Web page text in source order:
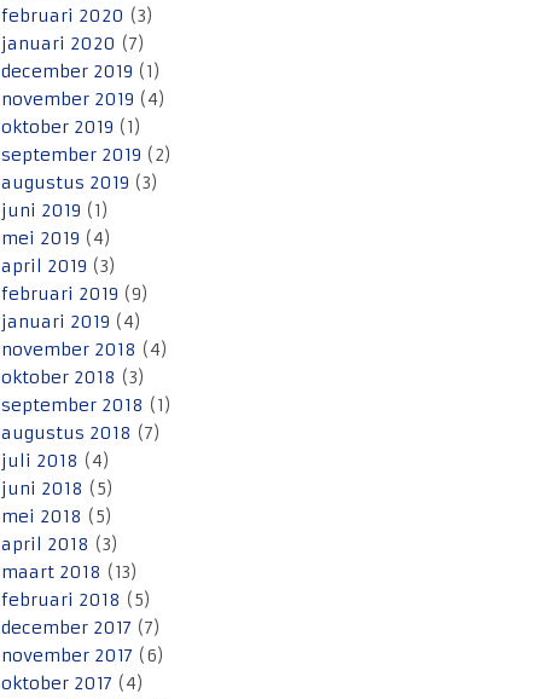
februari 2020 (3)
januari 2020 (7)
december 2019 (1)
november 2019 (4)
oktober 2019 (1)
september 2019 (2)
augustus 2019 (3)
juni 2019 (1)
mei 2019 (4)
april 2019 (3)
februari 2019 (9)
januari 2019 (4)
november 2018 (4)
oktober 2018 (3)
september 2018 (1)
augustus 2018 (7)
juli 2018 (4)
juni 2018 (5)
mei 2018 (5)
april 2018 (3)
maart 2018 (13)
februari 2018 (5)
december 2017 (7)
november 2017 (6)
oktober 2017 (4)